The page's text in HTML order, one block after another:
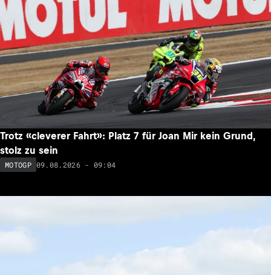
Trotz «cleverer Fahrt»: Platz 7 für Joan Mir kein Grund,
stolz zu sein
MOTOGP 09.08.2026 - 09:04